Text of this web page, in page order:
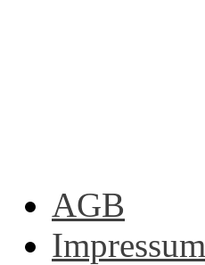
AGB
Impressum